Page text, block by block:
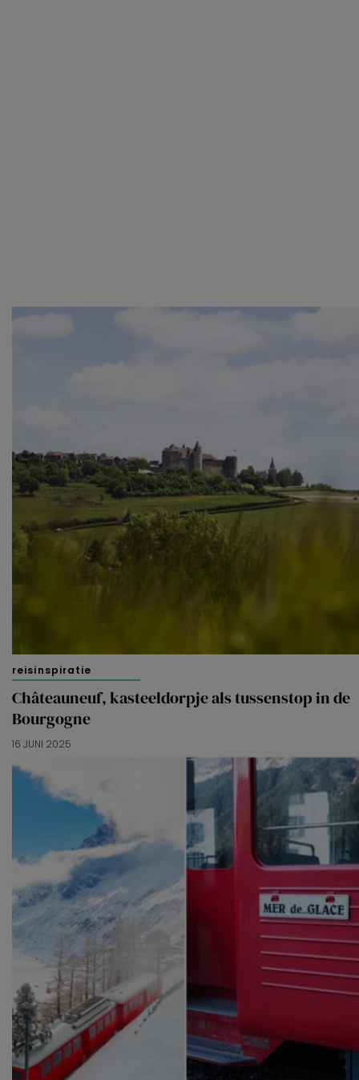
reisinspiratie
Châteauneuf, kasteeldorpje als tussenstop in de
Bourgogne
16 JUNI 2025